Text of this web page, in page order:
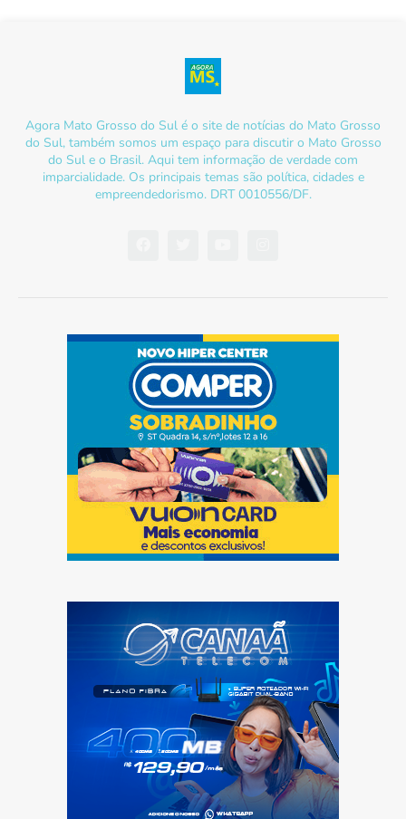
Agora Mato Grosso do Sul é o site de notícias do Mato Grosso
do Sul, também somos um espaço para discutir o Mato Grosso
do Sul e o Brasil. Aqui tem informação de verdade com
imparcialidade. Os principais temas são política, cidades e
empreendedorismo. DRT 0010556/DF.